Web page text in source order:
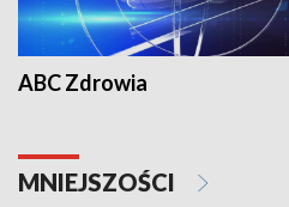
ABC Zdrowia
MNIEJSZOŚCI